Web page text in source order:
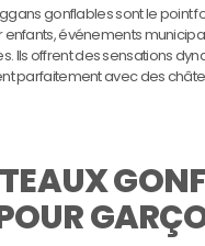
gonflables sont le point
enfants, événements
Ils offrent des sensations
parfaitement avec des